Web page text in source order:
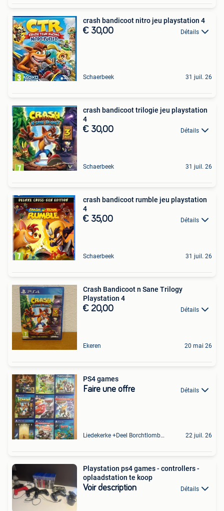
crash bandicoot nitro jeu playstation 4
€ 30,00 Détails
Schaerbeek 31 juil. 26
crash bandicoot trilogie jeu playstation
4
€ 30,00 Détails
Schaerbeek 31 juil. 26
crash bandicoot rumble jeu playstation
4
€ 35,00 Détails
Schaerbeek 31 juil. 26
Crash Bandicoot n Sane Trilogy
Playstation 4
€ 20,00 Détails
Ekeren 20 mai 26
PS4 games
Faire une offre Détails
Liedekerke +Deel Borchtlombeek 22 juil. 26
Playstation ps4 games - controllers -
oplaadstation te koop
Voir description Détails